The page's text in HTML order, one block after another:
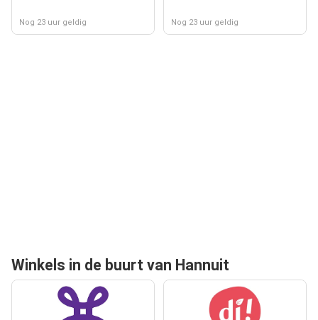
Nog 23 uur geldig Nog 23 uur geldig
Winkels in de buurt van Hannuit